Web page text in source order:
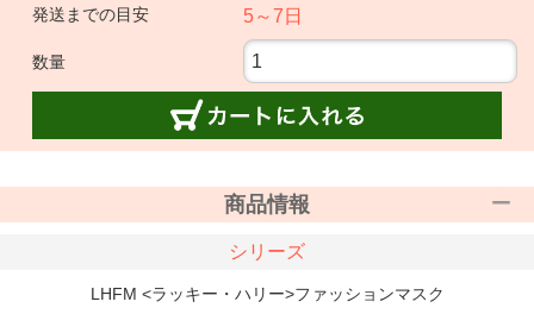
発送までの目安
5～7日
数量
商品情報
シリーズ
LHFM <ラッキー・ハリー>ファッションマスク